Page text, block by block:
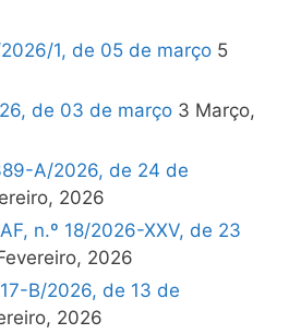
1, de 05 de março 5
de 03 de março 3 Março,
A/2026, de 24 de
2026
n.º 18/2026-XXV, de 23
2026
B/2026, de 13 de
2026